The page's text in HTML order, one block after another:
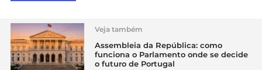
Veja também
Assembleia da República: como
funciona o Parlamento onde se decide
o futuro de Portugal